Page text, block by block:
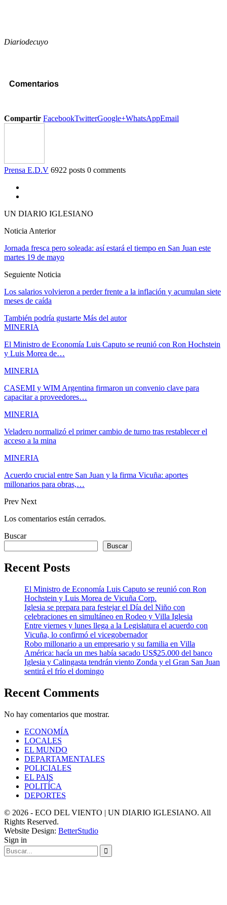
Diariodecuyo
Comentarios
Compartir FacebookTwitterGoogle+WhatsAppEmail
Prensa E.D.V 6922 posts 0 comments
UN DIARIO IGLESIANO
Noticia Anterior
Jornada fresca pero soleada: así estará el tiempo en San Juan este
martes 19 de mayo
Seguiente Noticia
Los salarios volvieron a perder frente a la inflación y acumulan siete
meses de caída
También podría gustarte Más del autor
MINERIA
El Ministro de Economía Luis Caputo se reunió con Ron Hochstein
y Luis Morea de…
MINERIA
CASEMI y WIM Argentina firmaron un convenio clave para
capacitar a proveedores…
MINERIA
Veladero normalizó el primer cambio de turno tras restablecer el
acceso a la mina
MINERIA
Acuerdo crucial entre San Juan y la firma Vicuña: aportes
millonarios para obras,…
Prev Next
Los comentarios están cerrados.
Buscar
Buscar
Recent Posts
El Ministro de Economía Luis Caputo se reunió con Ron
Hochstein y Luis Morea de Vicuña Corp.
Iglesia se prepara para festejar el Día del Niño con
celebraciones en simultáneo en Rodeo y Villa Iglesia
Entre viernes y lunes llega a la Legislatura el acuerdo con
Vicuña, lo confirmó el vicegobernador
Robo millonario a un empresario y su familia en Villa
América: hacía un mes había sacado US$25.000 del banco
Iglesia y Calingasta tendrán viento Zonda y el Gran San Juan
sentirá el frío el domingo
Recent Comments
No hay comentarios que mostrar.
ECONOMÍA
LOCALES
EL MUNDO
DEPARTAMENTALES
POLICIALES
EL PAIS
POLITÍCA
DEPORTES
© 2026 - ECO DEL VIENTO | UN DIARIO IGLESIANO. All
Rights Reserved.
Website Design: BetterStudio
Sign in